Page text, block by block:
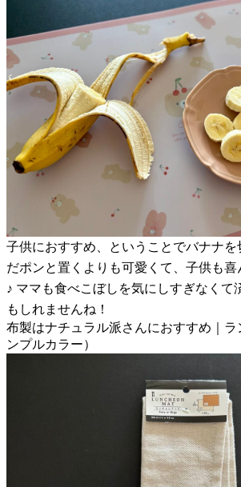
子供におすすめ、ということでバナナを
だポンと置くよりも可愛くて、子供も喜
♪ ママも食べこぼしを気にしすぎなくて
もしれませんね！
布製はナチュラル派さんにおすすめ｜
ンプルカラー）